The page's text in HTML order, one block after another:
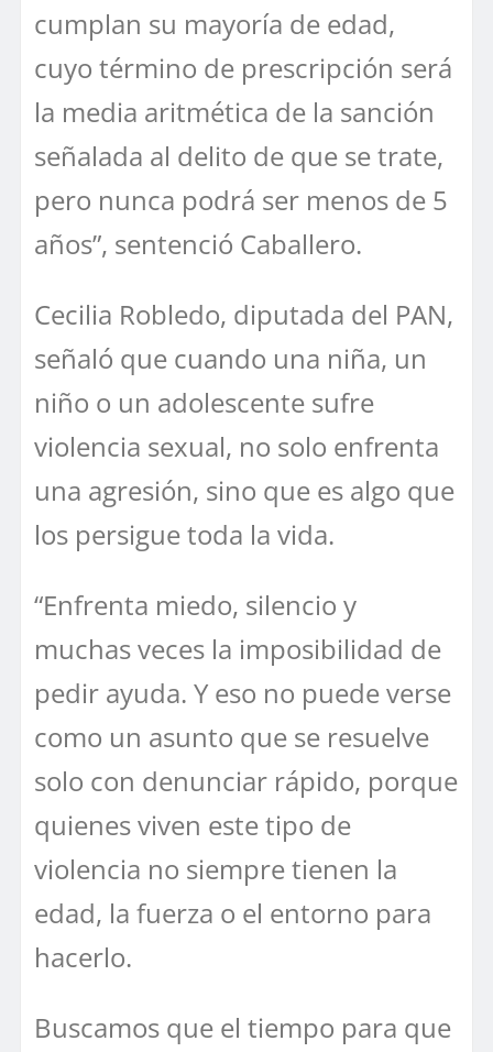
cumplan su mayoría de edad,
cuyo término de prescripción será
la media aritmética de la sanción
señalada al delito de que se trate,
pero nunca podrá ser menos de 5
años”, sentenció Caballero.
Cecilia Robledo, diputada del PAN,
señaló que cuando una niña, un
niño o un adolescente sufre
violencia sexual, no solo enfrenta
una agresión, sino que es algo que
los persigue toda la vida.
“Enfrenta miedo, silencio y
muchas veces la imposibilidad de
pedir ayuda. Y eso no puede verse
como un asunto que se resuelve
solo con denunciar rápido, porque
quienes viven este tipo de
violencia no siempre tienen la
edad, la fuerza o el entorno para
hacerlo.
Buscamos que el tiempo para que